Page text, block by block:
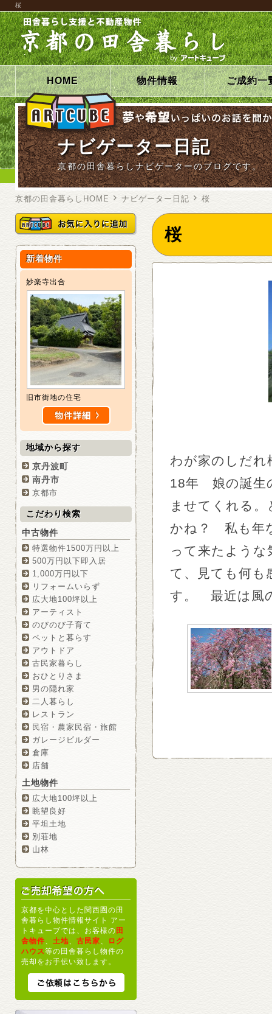
桜
HOME 物件情報 ご成約一
ナビゲーター日記
京都の田舎暮らしナビゲーターのブログです。
京都の田舎暮らしHOME ナビゲーター日記 桜
桜
わが家のしだ
18年 娘の誕生
ませてくれる
かね？ 私も年
って来たよう
て、見ても何
す。 最近は風
新着物件
妙楽寺出合
旧市街地の住宅
地域から探す
京丹波町
南丹市
京都市
こだわり検索
中古物件
特選物件1500万円以上
500万円以下即入居
1,000万円以下
リフォームいらず
広大地100坪以上
アーティスト
のびのび子育て
ペットと暮らす
アウトドア
古民家暮らし
おひとりさま
男の隠れ家
二人暮らし
レストラン
民宿・農家民宿・旅館
ガレージビルダー
倉庫
店舗
土地物件
広大地100坪以上
眺望良好
平坦土地
別荘地
山林
京都を中心とした関西圏の田
舎暮らし物件情報サイト アー
トキューブでは、お客様の田
舎物件
土地 古民家
ログ
ハウス等の田舎暮らし物件の
売却をお手伝い致します。